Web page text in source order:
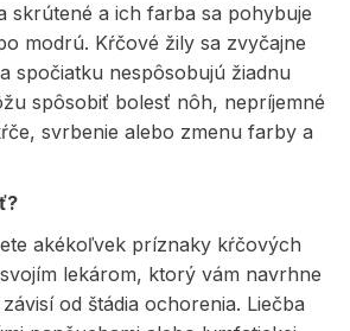
skrútené a ich farba sa pohybuje
modrú. Kŕčové žily sa zvyčajne
spočiatku nespôsobujú žiadnu
spôsobiť bolesť nôh, nepríjemné
svrbenie alebo zmenu farby a
akékoľvek príznaky kŕčových
lekárom, ktorý vám navrhne
od štádia ochorenia. Liečba